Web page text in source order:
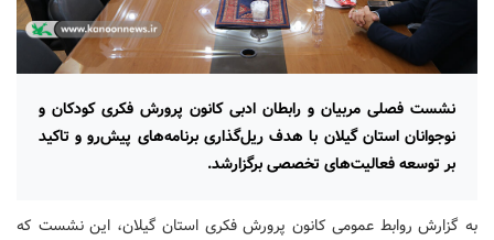
نشست فصلی مربیان و رابطان ادبی کانون پرورش فکری کودکان و
نوجوانان استان گیلان با هدف ریل‌گذاری برنامه‌های پیش‌رو و تاکید
بر توسعه فعالیت‌های تخصصی برگزارشد.
به گزارش روابط عمومی کانون پرورش فکری استان گیلان، این نشست که